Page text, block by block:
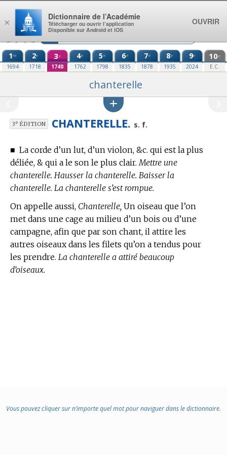
Aller au contenu
1re
1694
2e
1718
3e
1740
4e
1762
5e
1798
6e
1835
7e
1878
8e
1935
9e
2024
10e
E.C.
chanterelle
3eÉDITION CHANTERELLE. s. f.
■ La corde d’un lut, d’un violon, &c. qui est la plus
déliée, & qui a le son le plus clair. Mettre une
chanterelle. Hausser la chanterelle. Baisser la
chanterelle. La chanterelle s’est rompue.
On appelle aussi, Chanterelle, Un oiseau que l’on
met dans une cage au milieu d’un bois ou d’une
campagne, afin que par son chant, il attire les
autres oiseaux dans les filets qu’on a tendus pour
les prendre. La chanterelle a attiré beaucoup
d’oiseaux.
Vous pouvez cliquer sur n’importe quel mot pour naviguer dans le dictionnaire.
×
Dictionnaire de l’Académie
Télécharger ou ouvrir l’application
Disponible sur Android et iOS
OUVRIR